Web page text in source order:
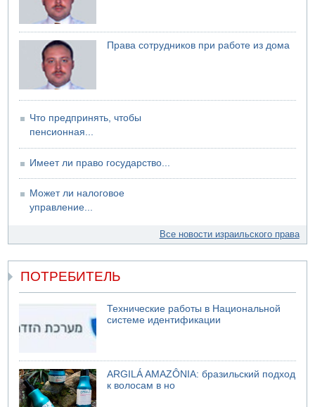
Права сотрудников при работе из дома
Что предпринять, чтобы
пенсионная...
Имеет ли право государство...
Может ли налоговое
управление...
Все новости израильского права
ПОТРЕБИТЕЛЬ
Технические работы в Национальной
системе идентификации
ARGILÁ AMAZÔNIA: бразильский подход
к волосам в но